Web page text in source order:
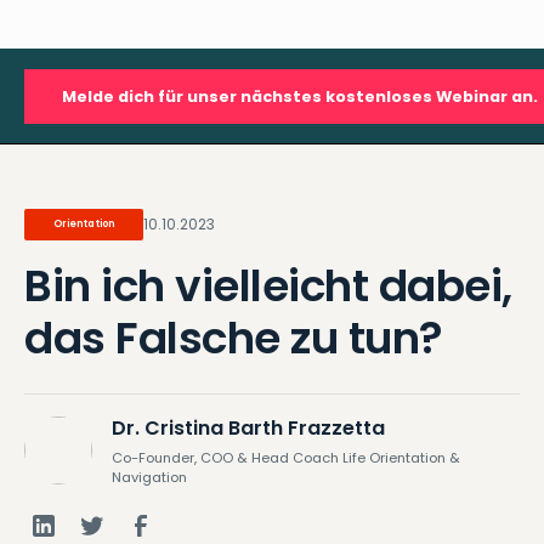
Melde dich für unser nächstes kostenloses Webinar an.
Orientation 10.10.2023
Bin ich vielleicht dabei,
das Falsche zu tun?
Dr. Cristina Barth Frazzetta
Co-Founder, COO & Head Coach Life Orientation &
Navigation